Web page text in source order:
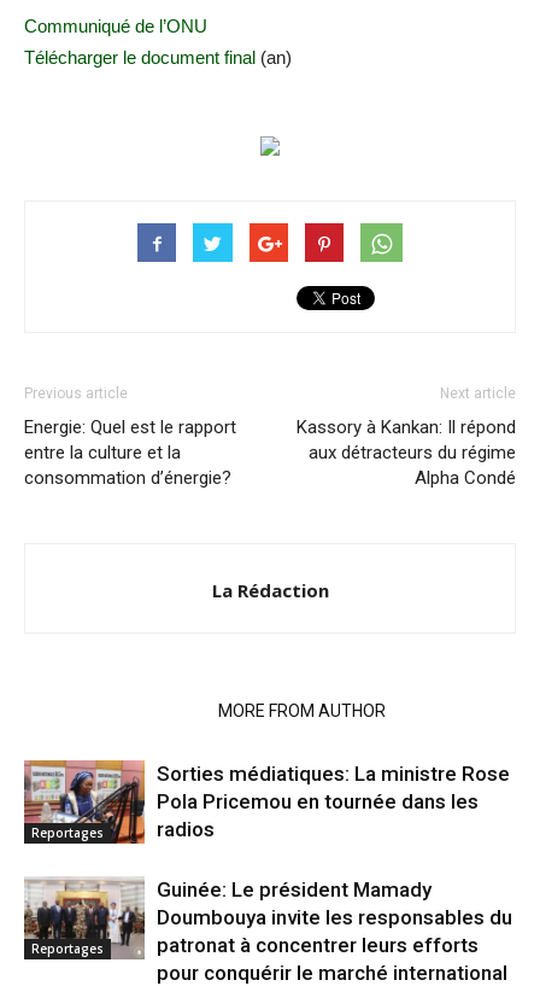
Communiqué de l’ONU
Télécharger le document final (an)
Previous article
Energie: Quel est le rapport
entre la culture et la
consommation d’énergie?
Next article
Kassory à Kankan: Il répond
aux détracteurs du régime
Alpha Condé
La Rédaction
MORE FROM AUTHOR
Reportages
Sorties médiatiques: La ministre Rose
Pola Pricemou en tournée dans les
radios
Reportages
Guinée: Le président Mamady
Doumbouya invite les responsables du
patronat à concentrer leurs efforts
pour conquérir le marché international